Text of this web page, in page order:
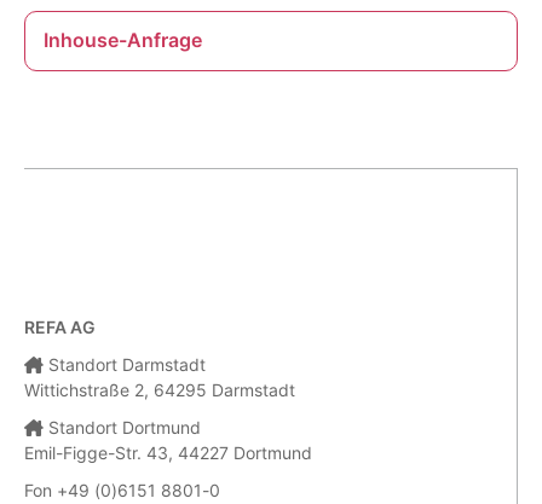
Inhouse-Anfrage
REFA AG
Standort Darmstadt
Wittichstraße 2, 64295 Darmstadt
Standort Dortmund
Emil-Figge-Str. 43, 44227 Dortmund
Fon +49 (0)6151 8801-0